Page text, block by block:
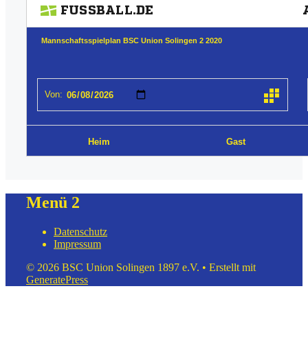
Menü 2
Datenschutz
Impressum
© 2026 BSC Union Solingen 1897 e.V. • Erstellt mit
GeneratePress